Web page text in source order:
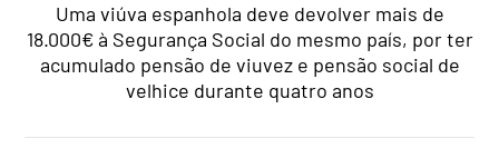
Uma viúva espanhola deve devolver mais de
18.000€ à Segurança Social do mesmo país, por ter
acumulado pensão de viuvez e pensão social de
velhice durante quatro anos